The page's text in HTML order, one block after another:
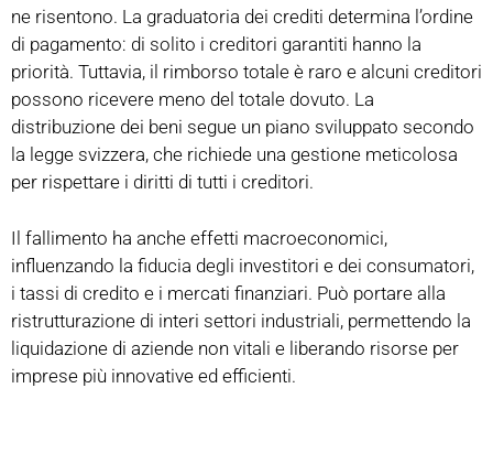
ne risentono. La graduatoria dei crediti determina l’ordine
di pagamento: di solito i creditori garantiti hanno la
priorità. Tuttavia, il rimborso totale è raro e alcuni creditori
possono ricevere meno del totale dovuto. La
distribuzione dei beni segue un piano sviluppato secondo
la legge svizzera, che richiede una gestione meticolosa
per rispettare i diritti di tutti i creditori.
Il fallimento ha anche effetti macroeconomici,
influenzando la fiducia degli investitori e dei consumatori,
i tassi di credito e i mercati finanziari. Può portare alla
ristrutturazione di interi settori industriali, permettendo la
liquidazione di aziende non vitali e liberando risorse per
imprese più innovative ed efficienti.